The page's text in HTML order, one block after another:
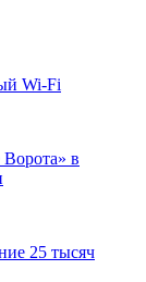
Wi-Fi
в
25 тысяч